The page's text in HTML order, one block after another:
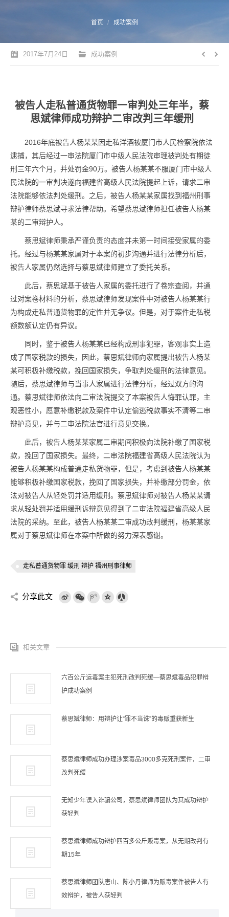
首页 成功案例
2017年7月24日 成功案例
被告人走私普通货物罪一审判处三年半，蔡
思斌律师成功辩护二审改判三年缓刑
2016年底被告人杨某某因走私洋酒被厦门市人民检察院依法
逮捕，其后经过一审法院厦门市中级人民法院审理被判处有期徒
刑三年六个月，并处罚金90万。被告人杨某某不服厦门市中级人
民法院的一审判决遂向福建省高级人民法院提起上诉，请求二审
法院能够依法判处缓刑。之后，被告人杨某某家属找到福州刑事
辩护律师蔡思斌寻求法律帮助。希望蔡思斌律师担任被告人杨某
某的二审辩护人。
蔡思斌律师秉承严谨负责的态度并未第一时间接受家属的委
托。经过与杨某某家属对于本案的初步沟通并进行法律分析后，
被告人家属仍然选择与蔡思斌律师建立了委托关系。
此后，蔡思斌基于被告人家属的委托进行了卷宗查阅，并通
过对案卷材料的分析，蔡思斌律师发现案件中对被告人杨某某行
为构成走私普通货物罪的定性并无争议。但是，对于案件走私税
额数额认定仍有异议。
同时，鉴于被告人杨某某已经构成刑事犯罪，客观事实上造
成了国家税款的损失，因此，蔡思斌律师向家属提出被告人杨某
某可积极补缴税款，挽回国家损失，争取判处缓刑的法律意见。
随后，蔡思斌律师与当事人家属进行法律分析，经过双方的沟
通。蔡思斌律师依法向二审法院提交了本案被告人悔罪认罪，主
观恶性小，愿意补缴税款及案件中认定偷逃税款事实不清等二审
辩护意见，并与二审法院法官进行意见交换。
此后，被告人杨某某家属二审期间积极向法院补缴了国家税
款，挽回了国家损失。最终，二审法院福建省高级人民法院认为
被告人杨某某构成普通走私货物罪，但是，考虑到被告人杨某某
能够积极补缴国家税款，挽回了国家损失，并补缴部分罚金，依
法对被告人从轻处罚并适用缓刑。蔡思斌律师对被告人杨某某请
求从轻处罚并适用缓刑诉辩意见得到了二审法院福建省高级人民
法院的采纳。至此，被告人杨某某二审成功改判缓刑，杨某某家
属对于蔡思斌律师在本案中所做的努力深表感谢。
走私普通货物罪 缓刑 辩护 福州刑事律师
分享此文
相关文章
六百公斤运毒案主犯死刑改判死缓—蔡思斌毒品犯罪辩
护成功案例
蔡思斌律师：用辩护让“罪不当诛”的毒贩重获新生
蔡思斌律师成功办理涉案毒品3000多克死刑案件，二审
改判死缓
无知少年误入诈骗公司，蔡思斌律师团队为其成功辩护
获轻判
蔡思斌律师成功辩护四百多公斤贩毒案，从无期改判有
期15年
蔡思斌律师团队唐山、陈小丹律师为贩毒案件被告人有
效辩护，被告人获轻判